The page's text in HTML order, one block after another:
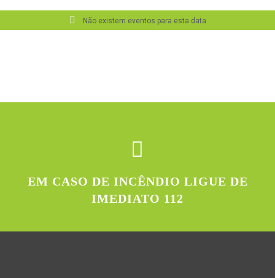
Não existem eventos para esta data
EM CASO DE INCÊNDIO LIGUE DE
IMEDIATO 112